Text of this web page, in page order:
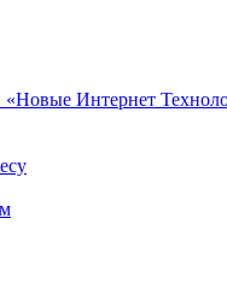
Интернет